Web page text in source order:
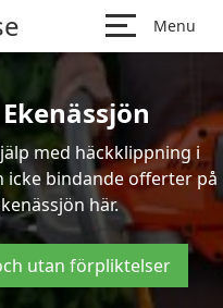
Menu
med häckklippning i
icke bindande offerter på
här.
utan förpliktelser